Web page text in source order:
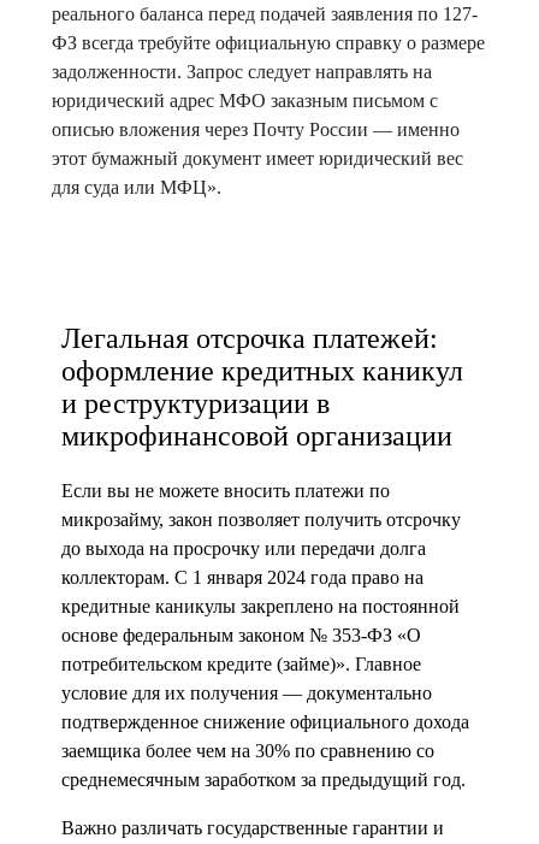
реального баланса перед подачей заявления по 127-
ФЗ всегда требуйте официальную справку о размере
задолженности. Запрос следует направлять на
юридический адрес МФО заказным письмом с
описью вложения через Почту России — именно
этот бумажный документ имеет юридический вес
для суда или МФЦ».
Легальная отсрочка платежей:
оформление кредитных каникул
и реструктуризации в
микрофинансовой организации
Если вы не можете вносить платежи по
микрозайму, закон позволяет получить отсрочку
до выхода на просрочку или передачи долга
коллекторам. С 1 января 2024 года право на
кредитные каникулы закреплено на постоянной
основе федеральным законом № 353-ФЗ «О
потребительском кредите (займе)». Главное
условие для их получения — документально
подтвержденное снижение официального дохода
заемщика более чем на 30% по сравнению со
среднемесячным заработком за предыдущий год.
Важно различать государственные гарантии и